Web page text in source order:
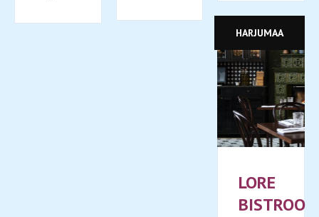
HARJUMAA
LORE
BISTROO